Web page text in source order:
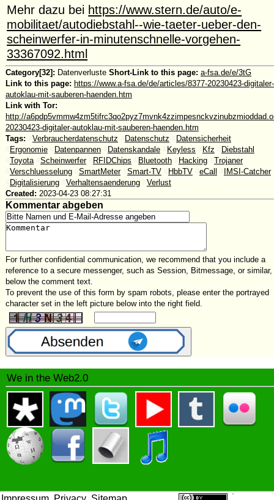
Mehr dazu bei https://www.stern.de/auto/e-
mobilitaet/autodiebstahl--wie-taeter-ueber-den-
scheinwerfer-in-minutenschnelle-vorgehen-
33367092.html
Category[32]: Datenverluste Short-Link to this page: a-fsa.de/e/3tG
Link to this page: https://www.a-fsa.de/de/articles/8377-20230423-digitaler-
autoklau-mit-sauberen-haenden.htm
Link with Tor:
http://
20230423-digitaler-autoklau-mit-sauberen-haenden.htm
Tags:
Verbraucherdatenschutz Datenschutz
Datensicherheit
Ergonomie Datenpannen Datenskandale Keyless Kfz
Diebstahl
Toyota Scheinwerfer RFIDChips Bluetooth Hacking
Trojaner
Verschluesselung SmartMeter Smart-TV HbbTV eCall
IMSI-Catcher
Digitalisierung Verhaltensaenderung
Verlust
Created: 2023-04-23 08:27:31
Kommentar abgeben
For further confidential communication, we recommend that you include a
reference to a secure messenger, such as Session, Bitmessage, or similar,
below the comment text.
To prevent the use of this form by spam robots, please enter the portrayed
character set in the left picture below into the right field.
We in the Web2.0